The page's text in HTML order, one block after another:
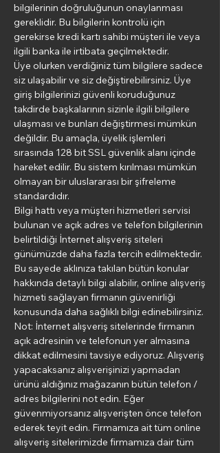
bilgilerinin doğruluğunun onaylanması
gereklidir. Bu bilgilerin kontrolü için
gerekirse kredi kartı sahibi müşteri ile veya
ilgili banka ile irtibata geçilmektedir.
Üye olurken verdiğiniz tüm bilgilere sadece
siz ulaşabilir ve siz değiştirebilirsiniz. Üye
giriş bilgilerinizi güvenli koruduğunuz
takdirde başkalarının sizinle ilgili bilgilere
ulaşması ve bunları değiştirmesi mümkün
değildir. Bu amaçla, üyelik işlemleri
sırasında 128 bit SSL güvenlik alanı içinde
hareket edilir. Bu sistem kırılması mümkün
olmayan bir uluslararası bir şifreleme
standardıdır.
Bilgi hattı veya müşteri hizmetleri servisi
bulunan ve açık adres ve telefon bilgilerinin
belirtildiği İnternet alışveriş siteleri
günümüzde daha fazla tercih edilmektedir.
Bu sayede aklınıza takılan bütün konular
hakkında detaylı bilgi alabilir, online alışveriş
hizmeti sağlayan firmanın güvenirliği
konusunda daha sağlıklı bilgi edinebilirsiniz.
Not: İnternet alışveriş sitelerinde firmanın
açık adresinin ve telefonun yer almasına
dikkat edilmesini tavsiye ediyoruz. Alışveriş
yapacaksanız alışverişinizi yapmadan
ürünü aldığınız mağazanın bütün telefon /
adres bilgilerini not edin. Eğer
güvenmiyorsanız alışverişten önce telefon
ederek teyit edin. Firmamıza ait tüm online
alışveriş sitelerimizde firmamıza dair tüm